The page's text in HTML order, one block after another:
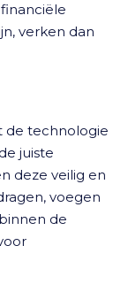
verken dan
de technologie
juiste
deze veilig en
voegen
de